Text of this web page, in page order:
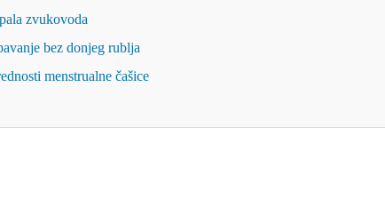
zvukovoda
bez donjeg rublja
menstrualne čašice